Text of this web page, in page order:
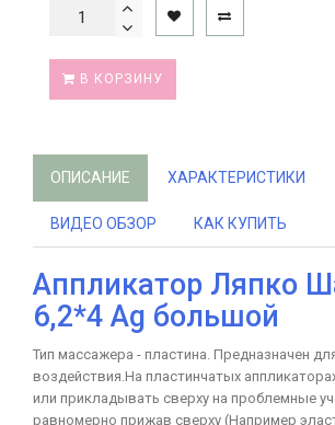
В КОРЗИНУ
ОПИСАНИЕ ХАРАКТЕРИСТИКИ
ВИДЕО ОБЗОР КАК КУПИТЬ
Аппликатор Ляпко
6,2*4 Ag большой
Тип массажера - пластина. Предназначен
воздействия.На пластинчатых
или прикладывать сверху на проблемные
равномерно прижав сверху (Например